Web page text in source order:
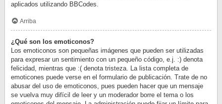
aplicados utilizando BBCodes.
Arriba
¿Qué son los emoticonos?
Los emoticonos son pequeñas imágenes que pueden ser utilizadas
para expresar un sentimiento con un pequeño código, e.j. :) denota
felicidad, mientras que :( denota tristeza. La lista completa de
emoticones puede verse en el formulario de publicación. Trate de no
abusar del uso de emoticonos, pues pueden hacer que un mensaje
se vuelva muy difícil de leer y un moderador borre el tema o los